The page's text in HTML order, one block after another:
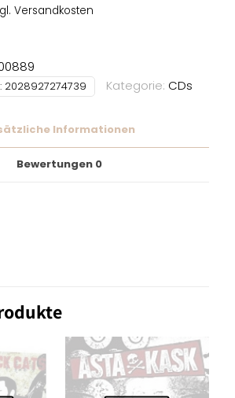
Versandkosten
2028927274739 Kategorie: CDs
Informationen
Bewertungen 0